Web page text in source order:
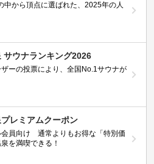
中から頂点に選ばれた、2025年の人
サウナランキング2026
ーの投票により、全国No.1サウナが
レミアムクーポン
会員向け 通常よりもお得な「特別価
を満喫できる！